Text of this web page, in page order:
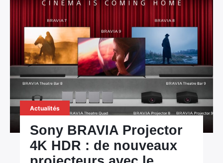
Actualités
Sony BRAVIA Projector
4K HDR : de nouveaux